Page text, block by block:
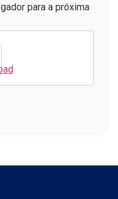
para a próxima